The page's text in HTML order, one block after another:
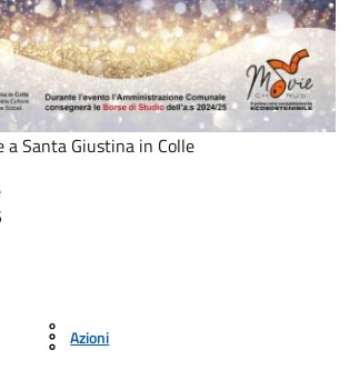
a Santa Giustina in Colle
Azioni